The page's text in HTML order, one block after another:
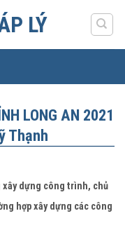
LÝ
LONG AN 2021
Thạnh
xây dựng công trình, chủ
hợp xây dựng các công